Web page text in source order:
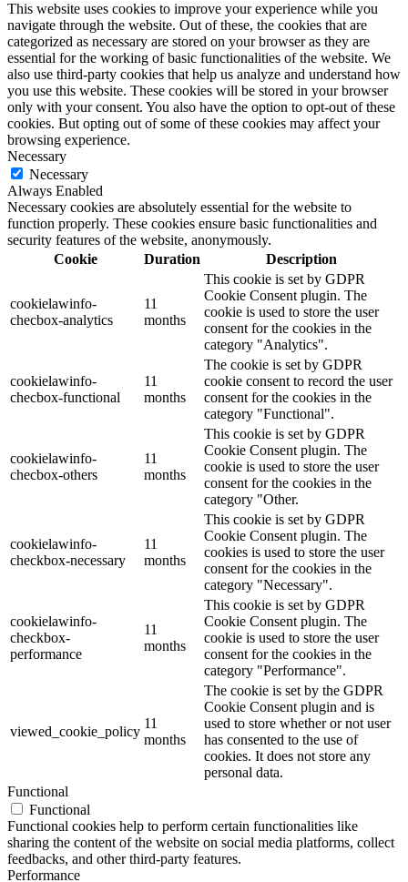
This website uses cookies to improve your experience while you
navigate through the website. Out of these, the cookies that are
categorized as necessary are stored on your browser as they are
essential for the working of basic functionalities of the website. We
also use third-party cookies that help us analyze and understand how
you use this website. These cookies will be stored in your browser
only with your consent. You also have the option to opt-out of these
cookies. But opting out of some of these cookies may affect your
browsing experience.
Necessary
Necessary
Always Enabled
Necessary cookies are absolutely essential for the website to
function properly. These cookies ensure basic functionalities and
security features of the website, anonymously.
Cookie
Duration Description
cookielawinfo-
checbox-analytics
11
months
This cookie is set by GDPR
Cookie Consent plugin. The
cookie is used to store the user
consent for the cookies in the
category "Analytics".
cookielawinfo-
checbox-functional
11
months
The cookie is set by GDPR
cookie consent to record the user
consent for the cookies in the
category "Functional".
cookielawinfo-
checbox-others
11
months
This cookie is set by GDPR
Cookie Consent plugin. The
cookie is used to store the user
consent for the cookies in the
category "Other.
cookielawinfo-
checkbox-necessary
11
months
This cookie is set by GDPR
Cookie Consent plugin. The
cookies is used to store the user
consent for the cookies in the
category "Necessary".
cookielawinfo-
checkbox-
performance
11
months
This cookie is set by GDPR
Cookie Consent plugin. The
cookie is used to store the user
consent for the cookies in the
category "Performance".
viewed_cookie_policy
11
months
The cookie is set by the GDPR
Cookie Consent plugin and is
used to store whether or not user
has consented to the use of
cookies. It does not store any
personal data.
Functional
Functional
Functional cookies help to perform certain functionalities like
sharing the content of the website on social media platforms, collect
feedbacks, and other third-party features.
Performance